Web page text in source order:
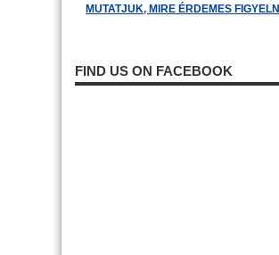
MUTATJUK, MIRE ÉRDEMES FIGYELNI
FIND US ON FACEBOOK